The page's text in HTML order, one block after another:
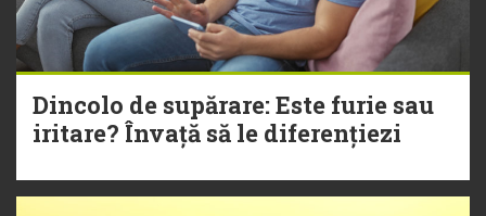
Dincolo de supărare: Este furie sau
iritare? Învață să le diferențiezi